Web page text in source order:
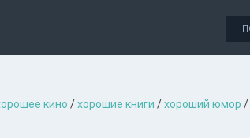
кино /хорошие книги /хороший юмор /